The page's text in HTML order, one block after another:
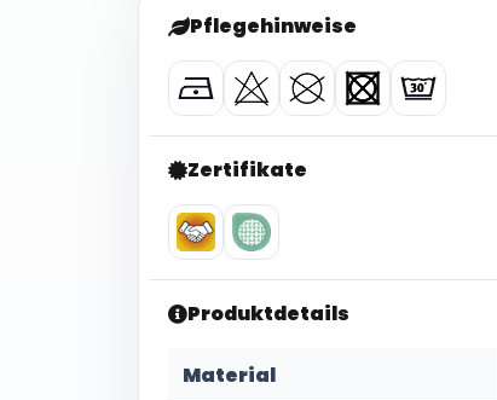
Pflegehinweise
Zertifikate
Produktdetails
Material